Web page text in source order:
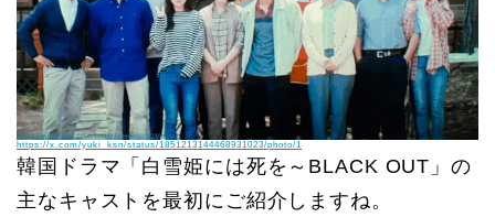
https://x.com/yuki_ksn/status/1851213144468931023/photo/1
韓国ドラマ「白雪姫には死を～BLACK OUT」の
主なキャストを最初にご紹介しますね。